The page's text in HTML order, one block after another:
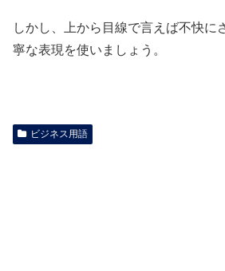
しかし、上から目線で言えば不快に
寧な表現を使いましょう。
ビジネス用語